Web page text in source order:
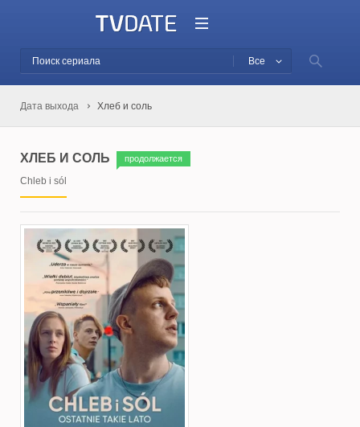
Все
Дата выхода Хлеб и соль
ХЛЕБ И СОЛЬ продолжается
Chleb i sól